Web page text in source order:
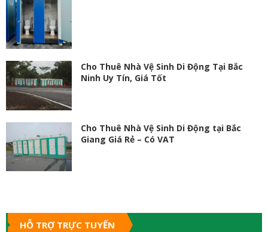
Cho Thuê Nhà Vệ Sinh Di Động Tại Bắc
Ninh Uy Tín, Giá Tốt
Cho Thuê Nhà Vệ Sinh Di Động tại Bắc
Giang Giá Rẻ – Có VAT
HỖ TRỢ TRỰC TUYẾN